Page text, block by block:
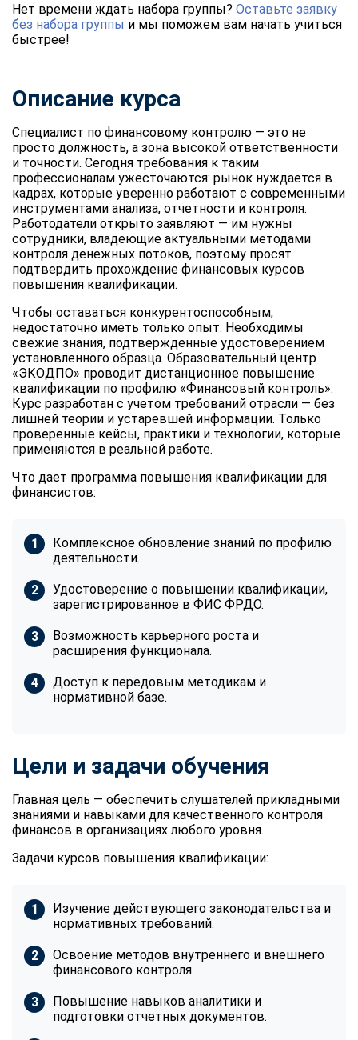
Нет времени ждать набора группы? Оставьте заявку
без набора группы и мы поможем вам начать учиться
быстрее!
Описание курса
Специалист по финансовому контролю — это не
просто должность, а зона высокой ответственности
и точности. Сегодня требования к таким
профессионалам ужесточаются: рынок нуждается в
кадрах, которые уверенно работают с современными
инструментами анализа, отчетности и контроля.
Работодатели открыто заявляют — им нужны
сотрудники, владеющие актуальными методами
контроля денежных потоков, поэтому просят
подтвердить прохождение финансовых курсов
повышения квалификации.
Чтобы оставаться конкурентоспособным,
недостаточно иметь только опыт. Необходимы
свежие знания, подтвержденные удостоверением
установленного образца. Образовательный центр
«ЭКОДПО» проводит дистанционное повышение
квалификации по профилю «Финансовый контроль».
Курс разработан с учетом требований отрасли — без
лишней теории и устаревшей информации. Только
проверенные кейсы, практики и технологии, которые
применяются в реальной работе.
Что дает программа повышения квалификации для
финансистов:
Комплексное обновление знаний по профилю
деятельности.
Удостоверение о повышении квалификации,
зарегистрированное в ФИС ФРДО.
Возможность карьерного роста и
расширения функционала.
Доступ к передовым методикам и
нормативной базе.
Цели и задачи обучения
Главная цель — обеспечить слушателей прикладными
знаниями и навыками для качественного контроля
финансов в организациях любого уровня.
Задачи курсов повышения квалификации:
Изучение действующего законодательства и
нормативных требований.
Освоение методов внутреннего и внешнего
финансового контроля.
Повышение навыков аналитики и
подготовки отчетных документов.